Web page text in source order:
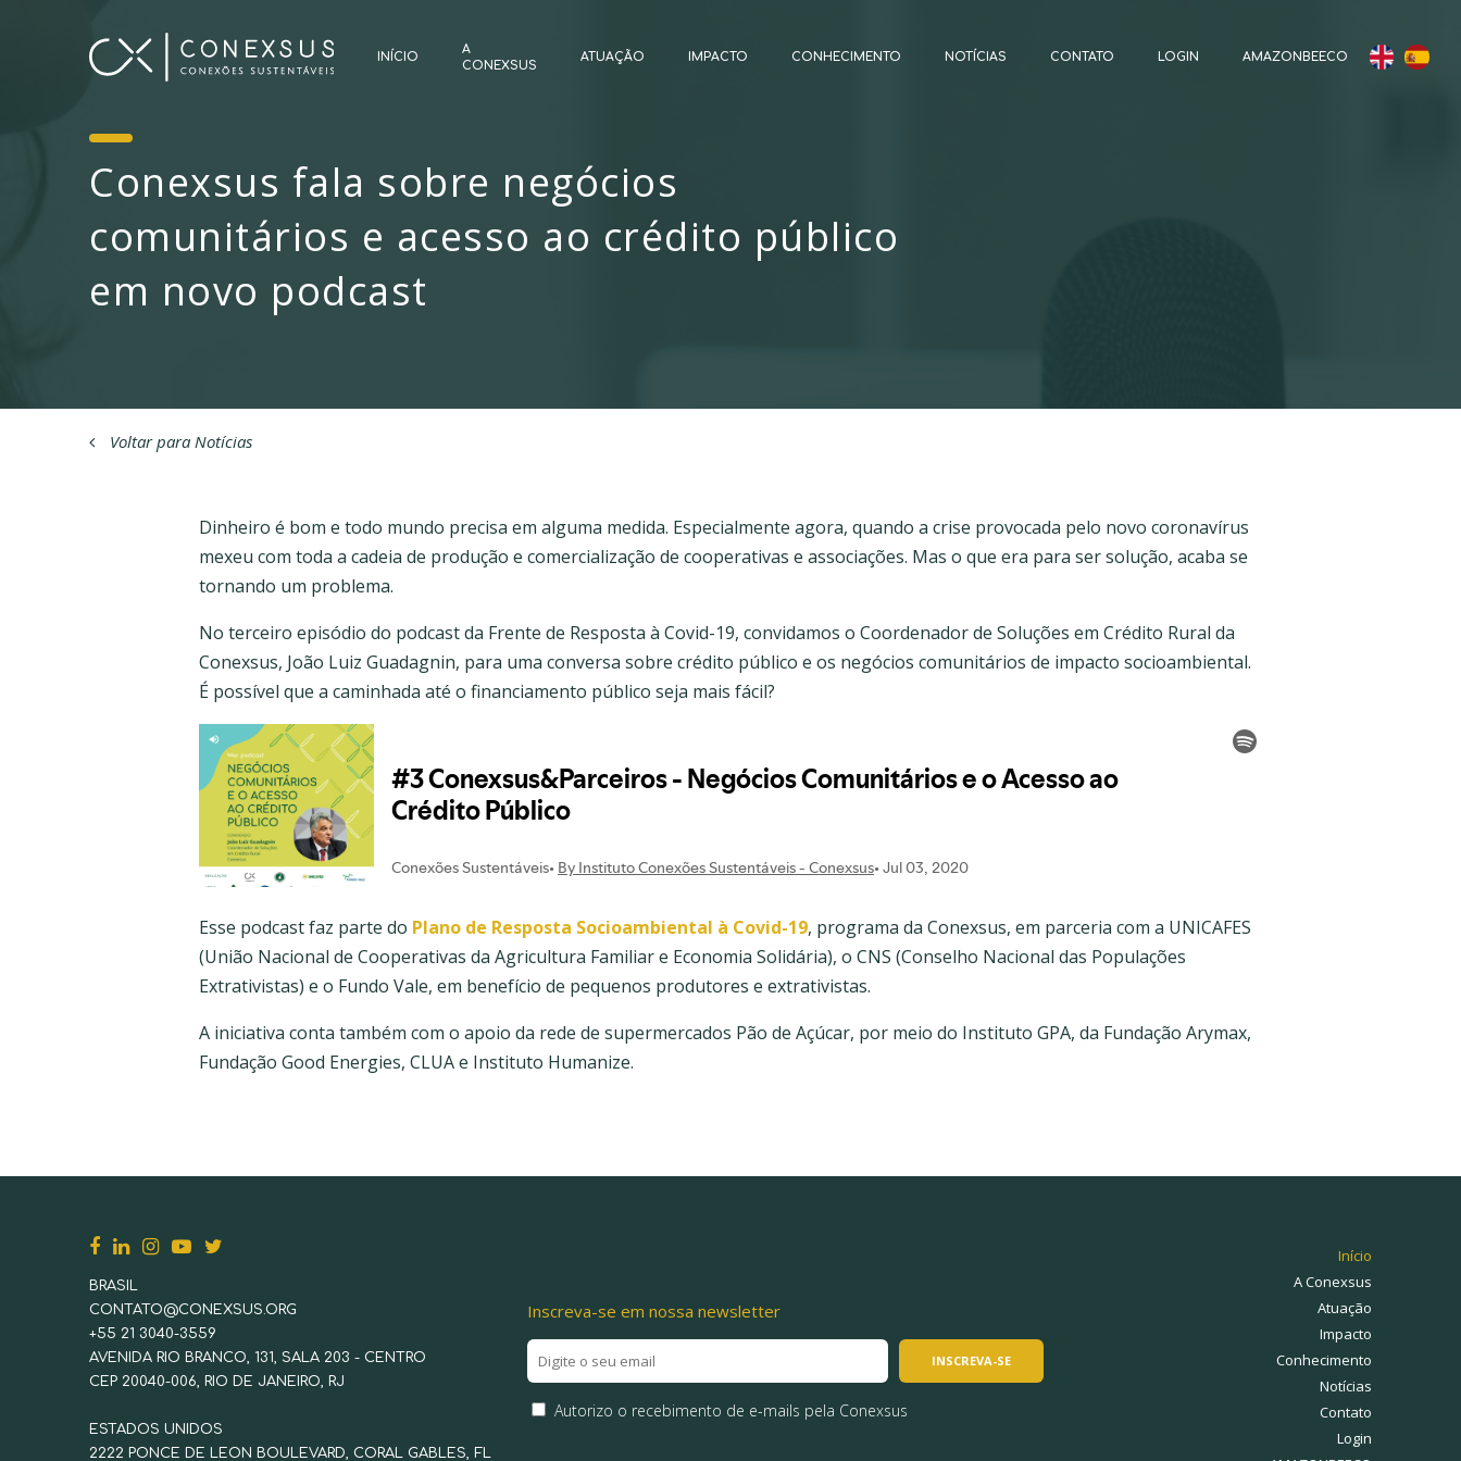
INÍCIO
A
CONEXSUS
ATUAÇÃO IMPACTO CONHECIMENTO NOTÍCIAS CONTATO LOGIN AMAZONBEECO
Conexsus fala sobre negócios
comunitários e acesso ao crédito público
em novo podcast
Voltar para Notícias
Dinheiro é bom e todo mundo precisa em alguma medida. Especialmente agora, quando a crise provocada pelo novo coronavírus
mexeu com toda a cadeia de produção e comercialização de cooperativas e associações. Mas o que era para ser solução, acaba se
tornando um problema.
No terceiro episódio do podcast da Frente de Resposta à Covid-19, convidamos o Coordenador de Soluções em Crédito Rural da
Conexsus, João Luiz Guadagnin, para uma conversa sobre crédito público e os negócios comunitários de impacto socioambiental.
É possível que a caminhada até o financiamento público seja mais fácil?
Esse podcast faz parte do Plano de Resposta Socioambiental à Covid-19, programa da Conexsus, em parceria com a UNICAFES
(União Nacional de Cooperativas da Agricultura Familiar e Economia Solidária), o CNS (Conselho Nacional das Populações
Extrativistas) e o Fundo Vale, em benefício de pequenos produtores e extrativistas.
A iniciativa conta também com o apoio da rede de supermercados Pão de Açúcar, por meio do Instituto GPA, da Fundação Arymax,
Fundação Good Energies, CLUA e Instituto Humanize.
BRASIL
CONTATO@CONEXSUS.ORG
+55 21 3040-3559
AVENIDA RIO BRANCO, 131, SALA 203 - CENTRO
CEP 20040-006, RIO DE JANEIRO, RJ
ESTADOS UNIDOS
2222 PONCE DE LEON BOULEVARD, CORAL GABLES, FL
Inscreva-se em nossa newsletter
Autorizo o recebimento de e-mails pela Conexsus
Início
A Conexsus
Atuação
Impacto
Conhecimento
Notícias
Contato
Login